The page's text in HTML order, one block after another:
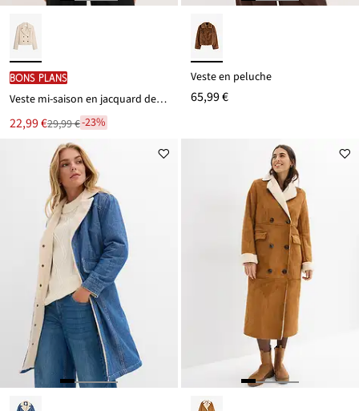
BONS PLANS
Veste mi-saison en jacquard de coton
Le
nouveau
22,99 €
Remise29,99 €-23%
Veste en peluche
65,99 €